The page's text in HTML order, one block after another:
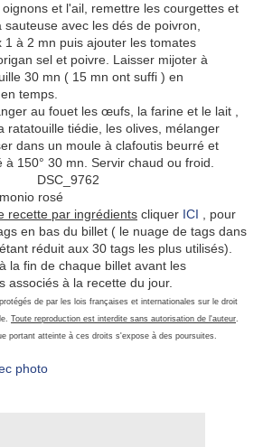
et l'ail, remettre les courgettes et
avec les dés de poivron,
1 à 2 mn puis ajouter les tomates
sel et poivre. Laisser mijoter à
30 mn ( 15 mn ont suffi ) en
temps.
au fouet les œufs, la farine et le lait ,
ratatouille tiédie, les olives, mélanger
dans un moule à clafoutis beurré et
150° 30 mn. Servir chaud ou froid.
rosé
recette par ingrédients cliquer ICI , pour
en bas du billet ( le nuage de tags dans
réduit aux 30 tags les plus utilisés).
la fin de chaque billet avant les
associés à la recette du jour.
de par les lois françaises et internationales sur le droit
Toute reproduction est interdite sans autorisation de l'auteur.
portant atteinte à ces droits s'expose à des poursuites.
photo